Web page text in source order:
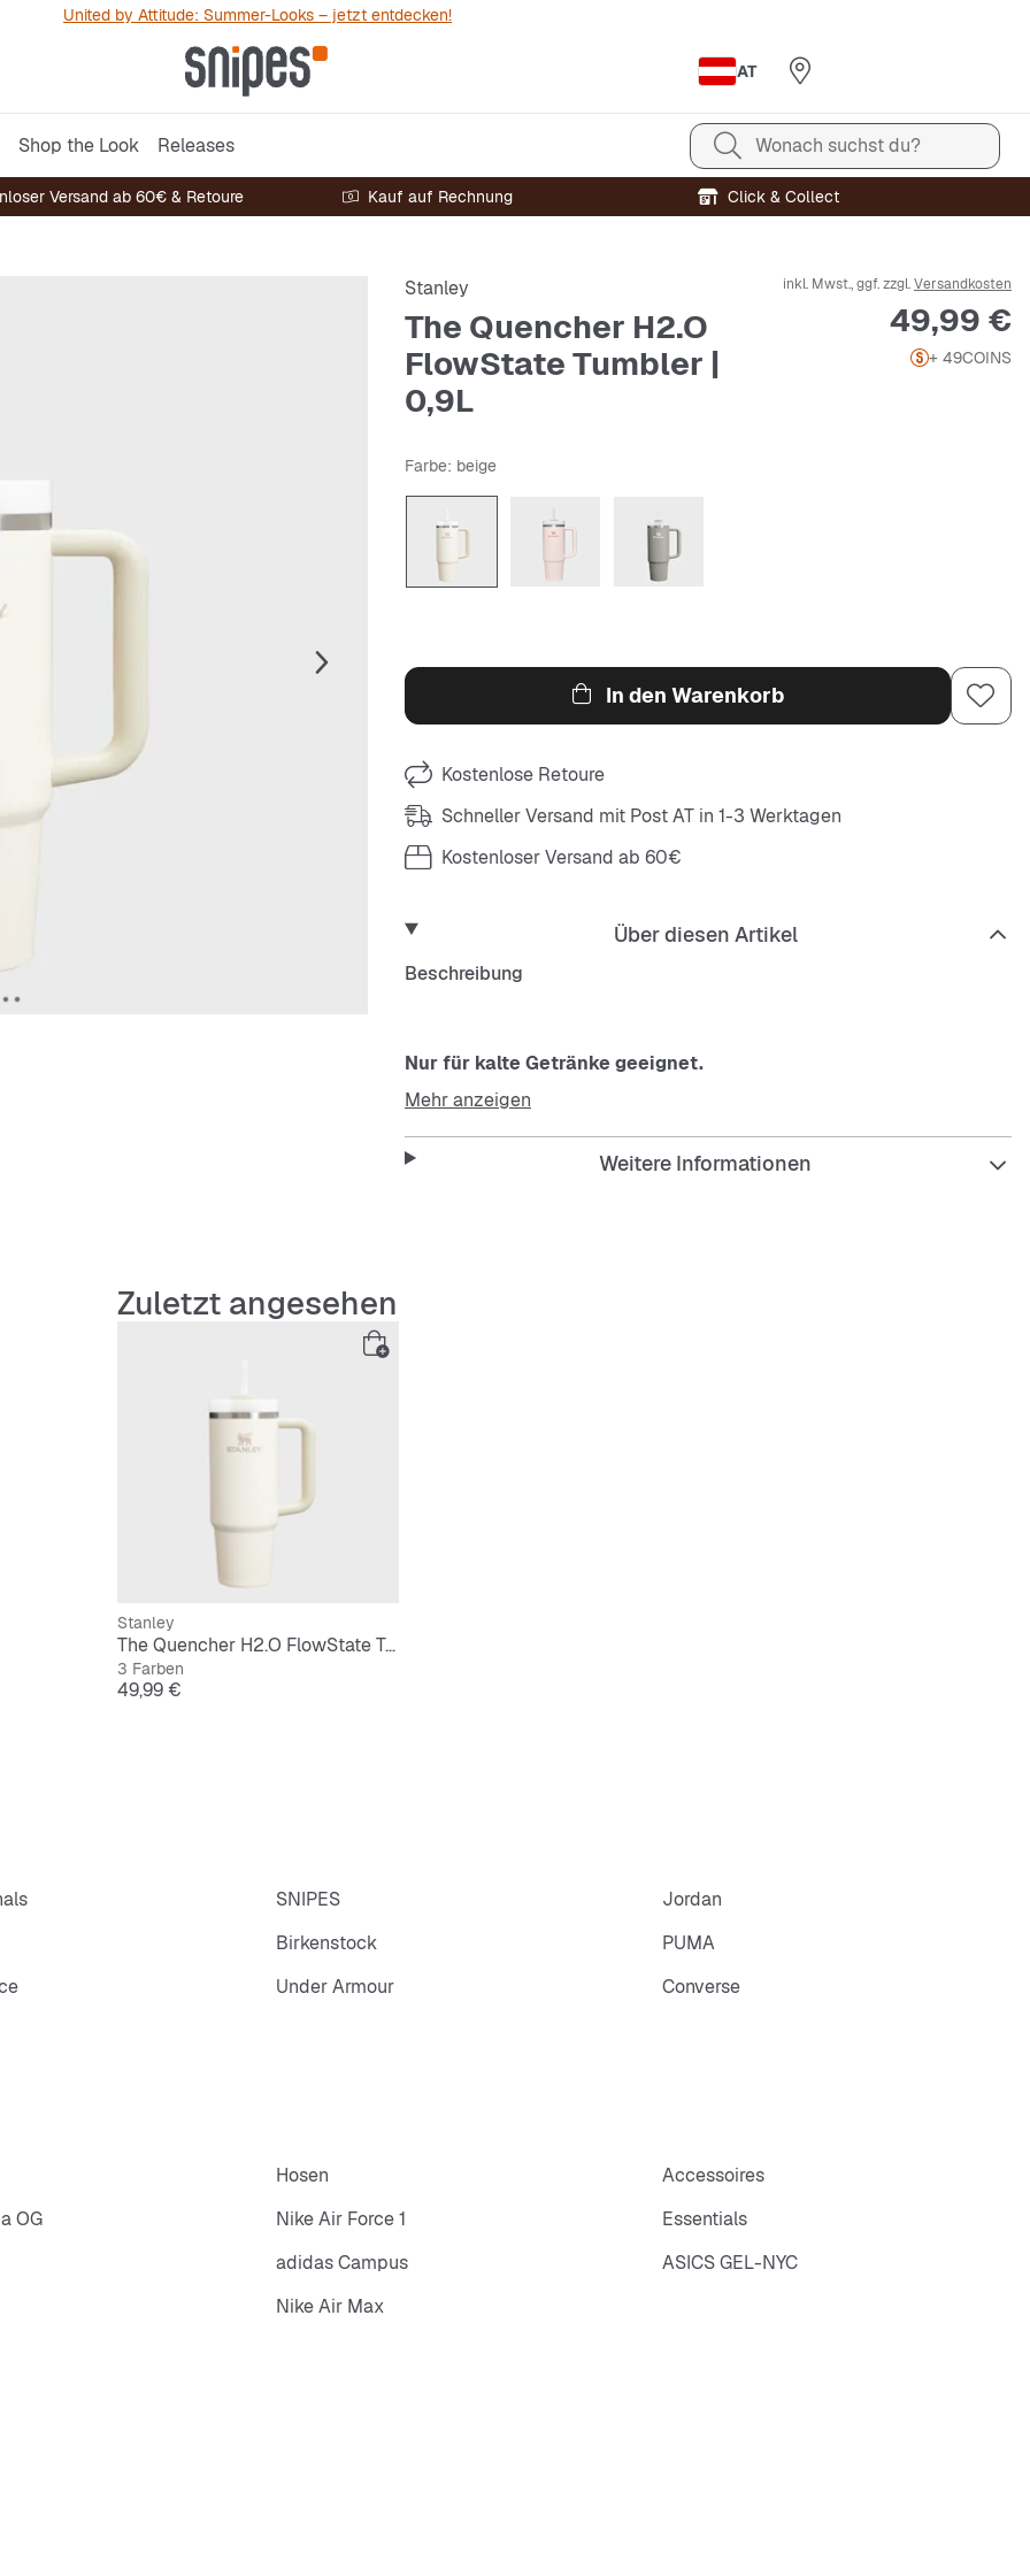
United by Attitude: Summer-Looks – jetzt entdecken!
AT
Shop the Look Releases Wonach suchst du?
Versand ab 60€ & Retoure Kauf auf Rechnung Click & Collect
Stanley
The Quencher H2.O
FlowState Tumbler |
0,9L
inkl. Mwst., ggf. zzgl.Versandkosten
Preis
49,99 €
+ 49COINS
Farbe: beige
In den Warenkorb
Kostenlose Retoure
Schneller Versand mit Post AT in 1-3 Werktagen
Kostenloser Versand ab 60€
Über diesen Artikel
Beschreibung
Nur für kalte Getränke geeignet.
Mehr anzeigen
Weitere Informationen
Zuletzt angesehen
Stanley
The Quencher H2.O FlowState Tumbler | 0,9L
3 Farben
Preis
49,99 €
SNIPES
Jordan
Birkenstock
PUMA
Under Armour Converse
Hosen
Accessoires
OG
Nike Air Force 1
Essentials
adidas Campus
ASICS GEL-NYC
Nike Air Max